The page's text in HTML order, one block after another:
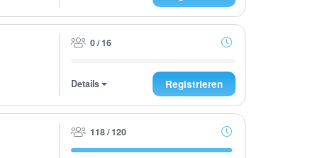
0 / 16
Details Registrieren
118 / 120